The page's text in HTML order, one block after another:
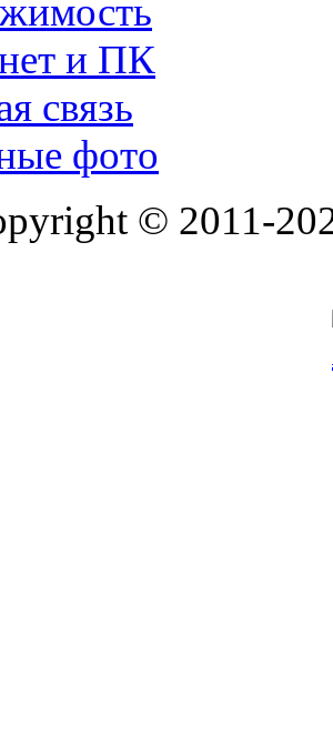
и ПК
связь
фото
© 2011-